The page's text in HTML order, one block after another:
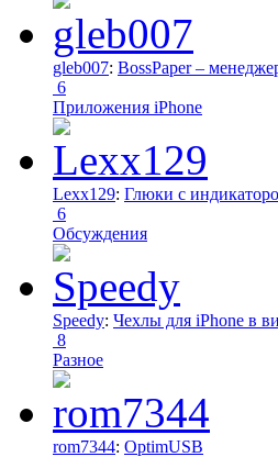
gleb007: BossPaper –
6
Приложения iPhone
Lexx129: Глюки с
6
Обсуждения
Speedy: Чехлы для iPhone в
8
Разное
rom7344: OptimUSB